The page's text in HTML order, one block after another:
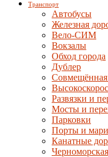
Транспорт
Автобусы
Железная
Вело-СИМ
Вокзалы
Обход города
Дублер
Совмещённая
Развязки и
Мосты и
Парковки
Порты и
Канатные